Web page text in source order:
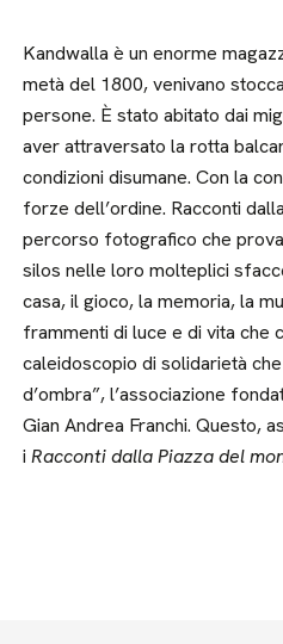
Kandwalla è un enorme
metà del 1800, venivano
persone. È stato abitato dai
aver attraversato la rotta
condizioni disumane. Con la
forze dell’ordine. Racconti
percorso fotografico che
silos nelle loro molteplici
casa, il gioco, la memoria, la
frammenti di luce e di vita che
caleidoscopio di solidarietà
d’ombra”, l’associazione
Gian Andrea Franchi. Questo,
i Racconti dalla Piazza del